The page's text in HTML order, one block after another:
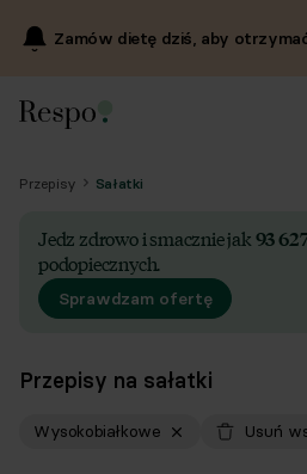
Zamów dietę dziś, aby
Przepisy Sałatki
Jedz zdrowo i smacznie jak93
podopiecznych.
Sprawdzam ofertę
Przepisy na sałatki
Wysokobiałkowe Usuń